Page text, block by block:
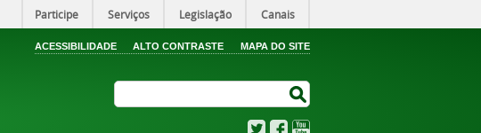
Participe Serviços Legislação Canais
ACESSIBILIDADE ALTO CONTRASTE MAPA DO SITE
TwitterFacebook